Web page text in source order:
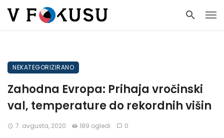
NEKATEGORIZIRANO
Zahodna Evropa: Prihaja vročinski
val, temperature do rekordnih višin
7. avgusta, 2020 189 ogledi 0